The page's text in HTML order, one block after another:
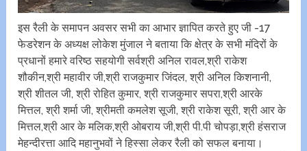
इस रैली के समापन अवसर सभी का आभार ज्ञापित करते हुए जी -17
फेडरेशन के अध्यक्ष लोकेश मुंजाल ने बताया कि क्षेत्र के सभी मंदिरों के
प्रधानों हमारे वरिष्ठ सहयोगी सर्वश्री अनिल रावल,श्री राकेश
शौकीन,श्री महावीर जी,श्री राजकुमार जिंदल, श्री अनिल किशनानी,
श्री शीतल जी, श्री रोहित कुमार, श्री राजकुमार सपरा,श्री आरके
मित्तल, श्री शर्मा जी, श्रीमती कमलेश सूजी, श्री राकेश सूरी, श्री आर के
मित्तल,श्री आर के मलिक,श्री ओबराय जी,श्री पी.पी चोपड़ा,श्री हंसराज
मेहन्दीरत्ता आदि महानुभवों ने हिस्सा लेकर रैली को सफल बनाया।